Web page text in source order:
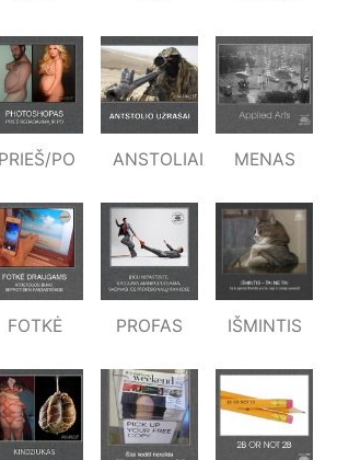
PRIEŠ/PO ANSTOLIAI MENAS
FOTKĖ PROFAS IŠMINTIS